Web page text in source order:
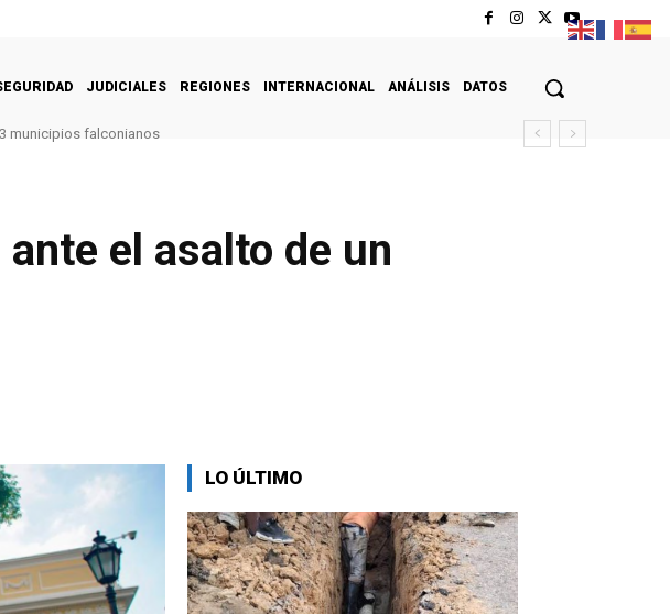
JUDICIALES REGIONES INTERNACIONAL ANÁLISIS DATOS
municipios falconianos
el asalto de un
LO ÚLTIMO